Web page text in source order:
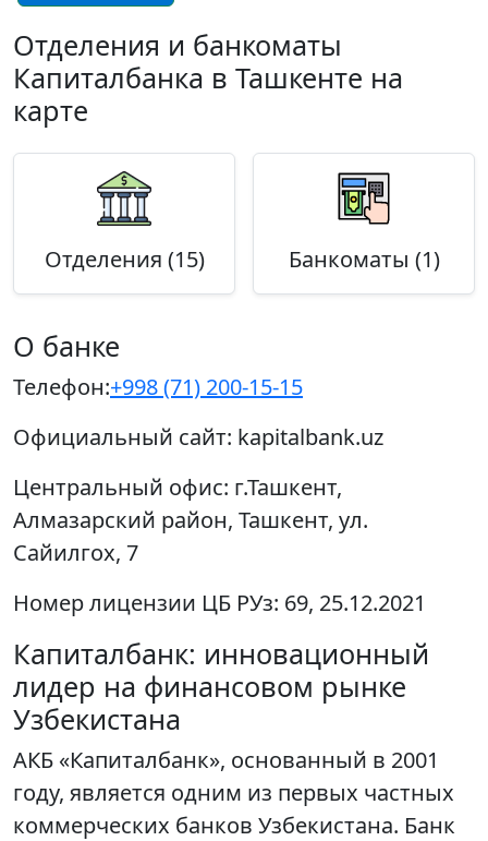
Отделения и банкоматы
Капиталбанка в Ташкенте на
карте
Отделения (15) Банкоматы (1)
О банке
Телефон:+998 (71) 200-15-15
Официальный сайт: kapitalbank.uz
Центральный офис: г.Ташкент,
Алмазарский район, Ташкент, ул.
Сайилгох, 7
Номер лицензии ЦБ РУз: 69, 25.12.2021
Капиталбанк: инновационный
лидер на финансовом рынке
Узбекистана
АКБ «Капиталбанк», основанный в 2001
году, является одним из первых частных
коммерческих банков Узбекистана. Банк